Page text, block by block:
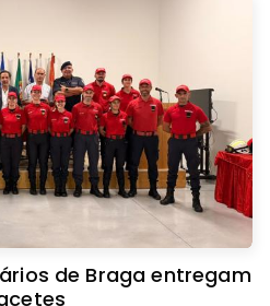
de Braga entregam